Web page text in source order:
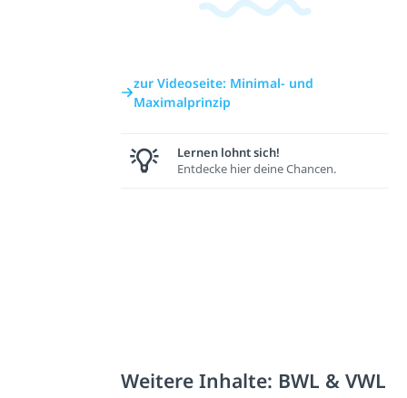
zur Videoseite: Minimal- und
Maximalprinzip
Lernen lohnt sich!
Entdecke hier deine Chancen.
Weitere Inhalte: BWL & VWL